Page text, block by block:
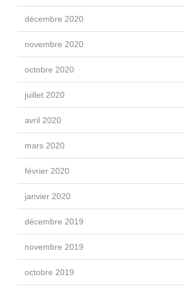
décembre 2020
novembre 2020
octobre 2020
juillet 2020
avril 2020
mars 2020
février 2020
janvier 2020
décembre 2019
novembre 2019
octobre 2019